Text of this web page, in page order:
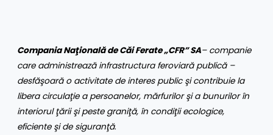
Compania Naţională de Căi Ferate „CFR” SA– companie
care administrează infrastructura feroviară publică –
desfăşoară o activitate de interes public şi contribuie la
libera circulaţie a persoanelor, mărfurilor şi a bunurilor în
interiorul ţării şi peste graniţă, în condiţii ecologice,
eficiente şi de siguranţă.